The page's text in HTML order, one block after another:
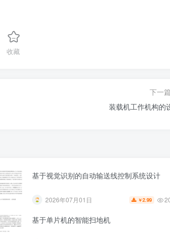
收藏
下一篇
装载机工作机构的
基于视觉识别的自动输送线控制系统设计
2026年07月01日 ￥2.99
基于单片机的智能扫地机